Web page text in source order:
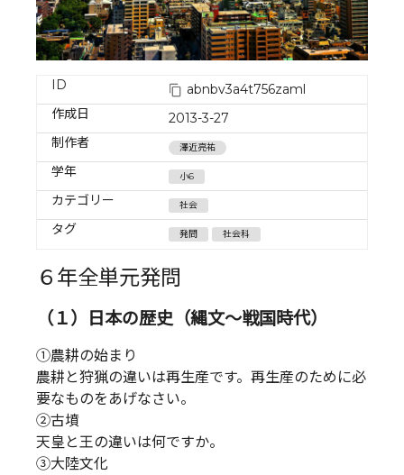
ID
abnbv3a4t756zaml
作成日
2013-3-27
制作者
澤近亮祐
学年 小6
カテゴリー 社会
タグ 発問 社会科
６年全単元発問
（１）日本の歴史（縄文～戦国時代）
①農耕の始まり
農耕と狩猟の違いは再生産です。再生産のために必
要なものをあげなさい。
②古墳
天皇と王の違いは何ですか。
③大陸文化